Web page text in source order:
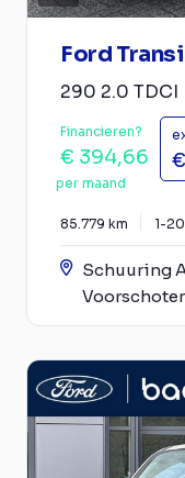
Ford
290 2.0 TDCI
Financieren?
€ 394,66
per maand
85.779 km 1-
Schuuring